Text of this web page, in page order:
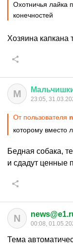
Охотничья лайка
конечностей
Хозяина капкана
М 23:05,
От пользователя
которому вместо
Бедная собака,
и сдадут ценные
N 00:08,
Тема